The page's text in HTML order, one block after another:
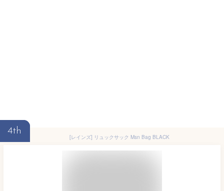
4th
[レインズ] リュックサック Msn Bag BLACK